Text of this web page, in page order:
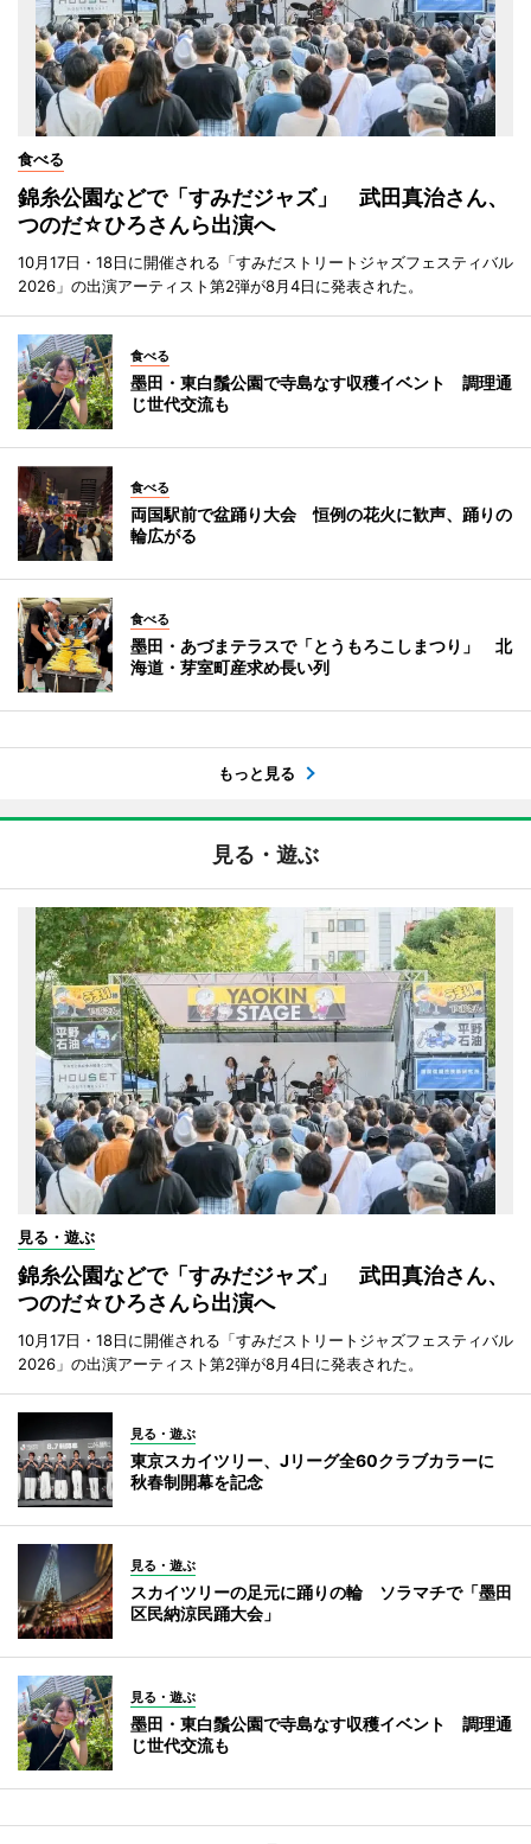
食べる
錦糸公園などで「すみだジャズ」 武田真治さん、
つのだ☆ひろさんら出演へ
10月17日・18日に開催される「すみだストリートジャズフェスティバル
2026」の出演アーティスト第2弾が8月4日に発表された。
食べる
墨田・東白鬚公園で寺島なす収穫イベント 調理通
じ世代交流も
食べる
両国駅前で盆踊り大会 恒例の花火に歓声、踊りの
輪広がる
食べる
墨田・あづまテラスで「とうもろこしまつり」 北
海道・芽室町産求め長い列
もっと見る
見る・遊ぶ
見る・遊ぶ
錦糸公園などで「すみだジャズ」 武田真治さん、
つのだ☆ひろさんら出演へ
10月17日・18日に開催される「すみだストリートジャズフェスティバル
2026」の出演アーティスト第2弾が8月4日に発表された。
見る・遊ぶ
東京スカイツリー、Jリーグ全60クラブカラーに
秋春制開幕を記念
見る・遊ぶ
スカイツリーの足元に踊りの輪 ソラマチで「墨田
区民納涼民踊大会」
見る・遊ぶ
墨田・東白鬚公園で寺島なす収穫イベント 調理通
じ世代交流も